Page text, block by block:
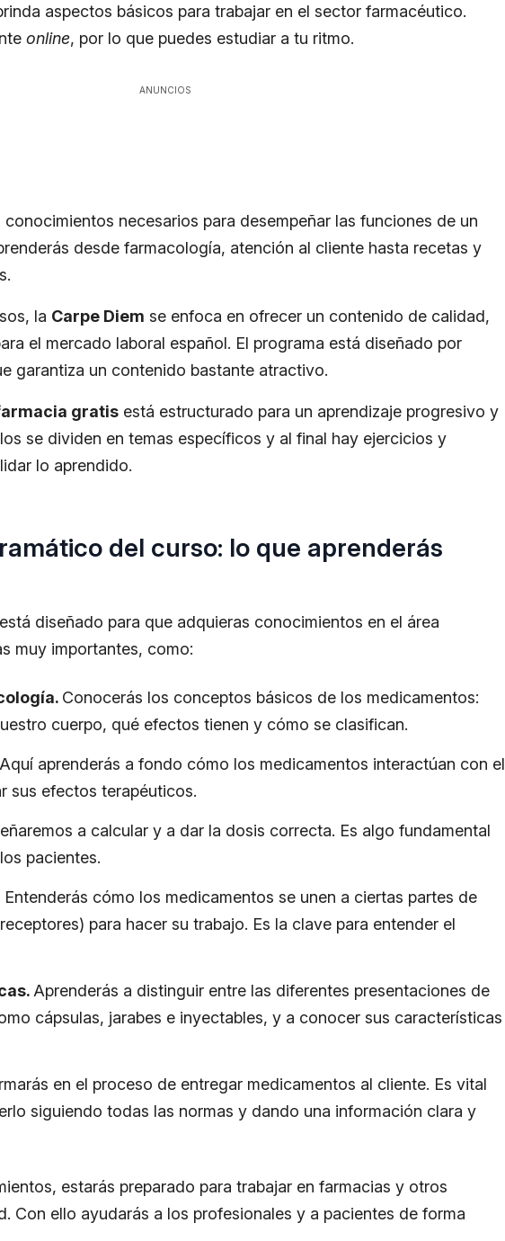
aspectos básicos para trabajar en el sector farmacéutico.
online, por lo que puedes estudiar a tu ritmo.
ANUNCIOS
necesarios para desempeñar las funciones de un
desde farmacología, atención al cliente hasta recetas y
la Carpe Diem se enfoca en ofrecer un contenido de calidad,
el mercado laboral español. El programa está diseñado por
garantiza un contenido bastante atractivo.
gratis está estructurado para un aprendizaje progresivo y
se dividen en temas específicos y al final hay ejercicios y
lo aprendido.
del curso: lo que aprenderás
diseñado para que adquieras conocimientos en el área
muy importantes, como:
Conocerás los conceptos básicos de los medicamentos:
cuerpo, qué efectos tienen y cómo se clasifican.
Aquí aprenderás a fondo cómo los medicamentos interactúan con el
sus efectos terapéuticos.
a calcular y a dar la dosis correcta. Es algo fundamental
pacientes.
Entenderás cómo los medicamentos se unen a ciertas partes de
para hacer su trabajo. Es la clave para entender el
Aprenderás a distinguir entre las diferentes presentaciones de
cápsulas, jarabes e inyectables, y a conocer sus características
en el proceso de entregar medicamentos al cliente. Es vital
siguiendo todas las normas y dando una información clara y
estarás preparado para trabajar en farmacias y otros
Con ello ayudarás a los profesionales y a pacientes de forma